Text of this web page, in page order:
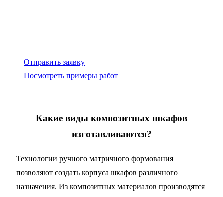
Отправить заявку
Посмотреть примеры работ
Какие виды композитных шкафов
изготавливаются?
Технологии ручного матричного формования
позволяют создать корпуса шкафов различного
назначения. Из композитных материалов производятся